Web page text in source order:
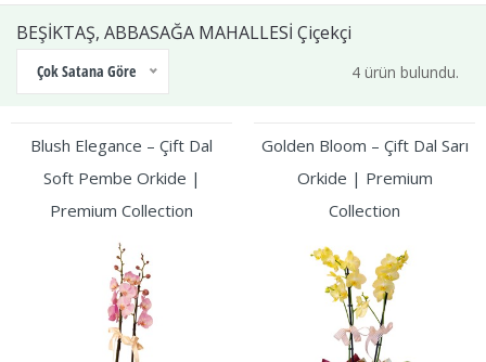
BEŞİKTAŞ, ABBASAĞA MAHALLESİ Çiçekçi
Çok Satana Göre 4 ürün bulundu.
Blush Elegance – Çift Dal
Soft Pembe Orkide |
Premium Collection
Golden Bloom – Çift Dal Sarı
Orkide | Premium
Collection